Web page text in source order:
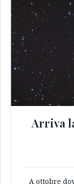
Arriva
A ottobre